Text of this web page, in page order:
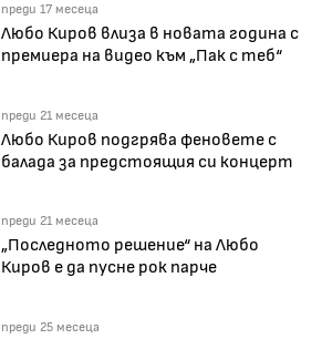
преди 17 месеца
Любо Киров влиза в новата година с
премиера на видео към „Пак с теб“
преди 21 месеца
Любо Киров подгрява феновете с
балада за предстоящия си концерт
преди 21 месеца
„Последното решение“ на Любо
Киров е да пусне рок парче
преди 25 месеца